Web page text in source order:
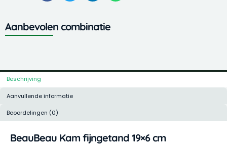
Aanbevolen combinatie
Beschrijving
Aanvullende informatie
Beoordelingen (0)
BeauBeau Kam fijngetand 19×6 cm